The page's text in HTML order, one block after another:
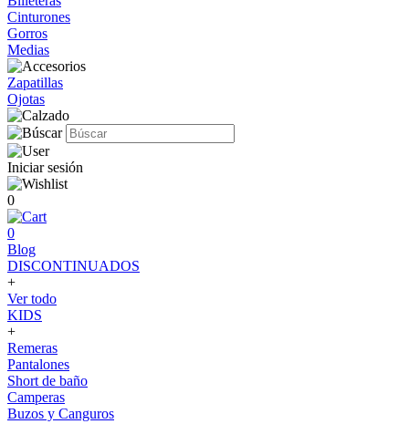
Cinturones
Gorros
Medias
Zapatillas
Ojotas
Iniciar sesión
0
0
Blog
DISCONTINUADOS
+
Ver todo
KIDS
+
Remeras
Pantalones
Short de baño
Camperas
Buzos y Canguros